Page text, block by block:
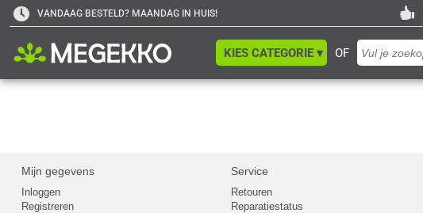
VANDAAG BESTELD? MAANDAG IN HUIS!
OF
KIES CATEGORIE ▾
Mijn gegevens
Inloggen
Registreren
Service
Retouren
Reparatiestatus